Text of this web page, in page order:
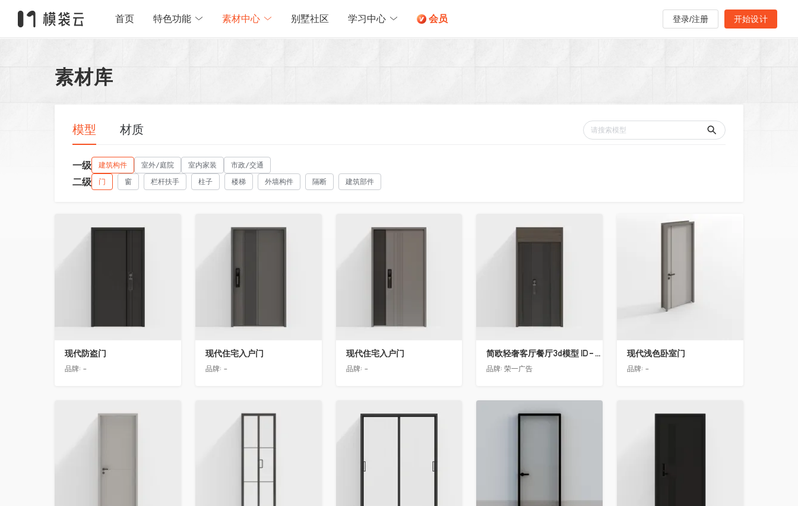
首页 特色功能 素材中心 别墅社区 学习中心 会员 登录/注册 开始设计
素材库
模型 材质
一级 建筑构件 室外/庭院 室内家装 市政/交通
二级 门 窗 栏杆扶手 柱子 楼梯 外墙构件 隔断 建筑部件
收藏
现代防盗门
品牌: -
收藏
现代住宅入户门
品牌: -
收藏
现代住宅入户门
品牌: -
收藏
简欧轻奢客厅餐厅3d模型 ID-11490558入户门2
品牌:荣一广告
现代浅色卧室门
品牌: -
收藏 收藏 收藏